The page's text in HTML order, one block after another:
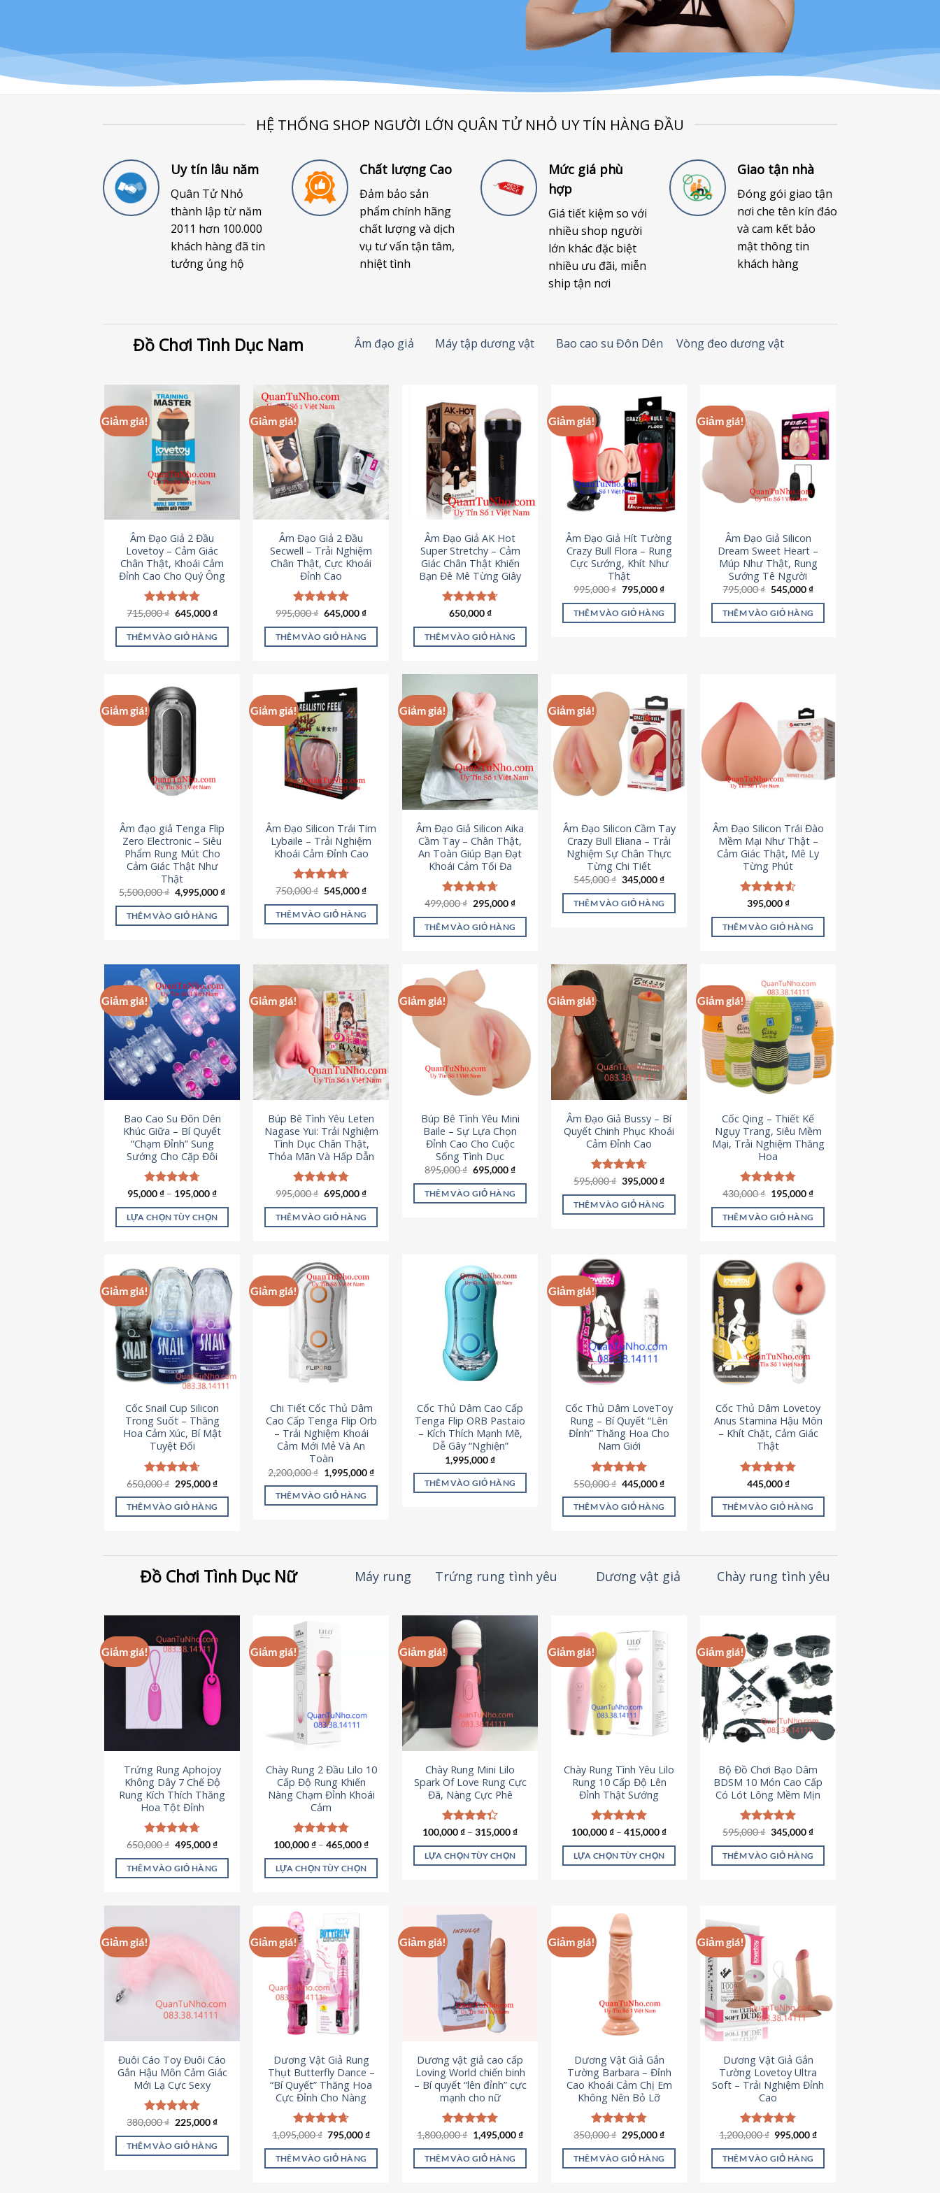
HỆ THỐNG SHOP NGƯỜI LỚN QUÂN TỬ NHỎ UY TÍN HÀNG ĐẦU
Uy tín lâu năm
Quân Tử Nhỏ
thành lập từ năm
2011 hơn 100.000
khách hàng đã tin
tưởng ủng hộ
Chất lượng Cao
Đảm bảo sản
phẩm chính hãng
chất lượng và dịch
vụ tư vấn tận tâm,
nhiệt tình
Mức giá phù
hợp
Giá tiết kiệm so với
nhiều shop người
lớn khác đặc biệt
nhiều ưu đãi, miễn
ship tận nơi
Giao tận nhà
Đóng gói giao tận
nơi che tên kín đáo
và cam kết bảo
mật thông tin
khách hàng
Đồ Chơi Tình Dục Nam Âm đạo giả Máy tập dương vật Bao cao su Đôn Dên Vòng đeo dương vật
Giảm giá!
Âm Đạo Giả 2 Đầu
Lovetoy – Cảm Giác
Chân Thật, Khoái Cảm
Đỉnh Cao Cho Quý Ông
Được xếp
hạng4.79
5 sao
715,000₫ Giá
là:
715,000 ₫.
645,000₫Giá
tại
là:
THÊM VÀO GIỎ HÀNG
Giảm giá!
Âm Đạo Giả 2 Đầu
Secwell – Trải Nghiệm
Chân Thật, Cực Khoái
Đỉnh Cao
Được xếp
hạng4.88
5 sao
995,000₫ Giá
là:
995,000 ₫.
645,000₫Giá
tại
là:
THÊM VÀO GIỎ HÀNG
Âm Đạo Giả AK Hot
Super Stretchy – Cảm
Giác Chân Thật Khiến
Bạn Đê Mê Từng Giây
Được xếp
hạng4.75
5 sao
650,000₫
THÊM VÀO GIỎ HÀNG
Giảm giá!
Âm Đạo Giả Hít Tường
Crazy Bull Flora – Rung
Cực Sướng, Khít Như
Thật
995,000₫ Giá
là:
995,000 ₫.
795,000₫Giá
tại
là:
THÊM VÀO GIỎ HÀNG
Giảm giá!
Âm Đạo Giả Silicon
Dream Sweet Heart –
Múp Như Thật, Rung
Sướng Tê Người
795,000₫ Giá
là:
795,000 ₫.
545,000₫Giá
tại
là:
THÊM VÀO GIỎ HÀNG
Giảm giá!
Âm đạo giả Tenga Flip
Zero Electronic – Siêu
Phẩm Rung Mút Cho
Cảm Giác Thật Như
Thật
5,500,000₫ Giá
gốc
là:
5,500,000 ₫.
4,995,000₫Giá
tại
THÊM VÀO GIỎ HÀNG
Giảm giá!
Âm Đạo Silicon Trái Tim
Lybaile – Trải Nghiệm
Khoái Cảm Đỉnh Cao
Được xếp
5 sao
750,000₫ Giá
là:
750,000 ₫.
545,000₫Giá
tại
là:
THÊM VÀO GIỎ HÀNG
Giảm giá!
Âm Đạo Giả Silicon Aika
Cầm Tay – Chân Thật,
An Toàn Giúp Bạn Đạt
Khoái Cảm Tối Đa
Được xếp
5 sao
499,000₫ Giá
là:
499,000 ₫.
295,000₫Giá
tại
là:
THÊM VÀO GIỎ HÀNG
Giảm giá!
Âm Đạo Silicon Cầm Tay
Crazy Bull Eliana – Trải
Nghiệm Sự Chân Thực
Từng Chi Tiết
545,000₫ Giá
là:
545,000 ₫.
345,000₫Giá
tại
là:
THÊM VÀO GIỎ HÀNG
Âm Đạo Silicon Trái Đào
Mềm Mại Như Thật –
Cảm Giác Thật, Mê Ly
Từng Phút
Được xếp
5 sao
395,000₫
THÊM VÀO GIỎ HÀNG
Giảm giá!
Bao Cao Su Đôn Dên
Khúc Giữa – Bí Quyết
“Chạm Đỉnh” Sung
Sướng Cho Cặp Đôi
Được xếp
5 sao
95,000₫ – 195,000₫
LỰA CHỌN TÙY CHỌN
này
có
nhiều
biến
thể.
Các
tùy
chọn
thể
được
chọn
trên
trang
phẩm
Giảm giá!
Búp Bê Tình Yêu Leten
Nagase Yui: Trải Nghiệm
Tình Dục Chân Thật,
Thỏa Mãn Và Hấp Dẫn
Được xếp
5 sao
995,000₫ Giá
là:
995,000 ₫.
695,000₫Giá
tại
là:
THÊM VÀO GIỎ HÀNG
Giảm giá!
Búp Bê Tình Yêu Mini
Baile – Sự Lựa Chọn
Đỉnh Cao Cho Cuộc
Sống Tình Dục
895,000₫ Giá
là:
895,000 ₫.
695,000₫Giá
tại
là:
THÊM VÀO GIỎ HÀNG
Giảm giá!
Âm Đạo Giả Bussy – Bí
Quyết Chinh Phục Khoái
Cảm Đỉnh Cao
Được xếp
5 sao
595,000₫ Giá
là:
595,000 ₫.
395,000₫Giá
tại
là:
THÊM VÀO GIỎ HÀNG
Giảm giá!
Cốc Qing – Thiết Kế
Ngụy Trang, Siêu Mềm
Mại, Trải Nghiệm Thăng
Hoa
Được xếp
5 sao
430,000₫ Giá
là:
430,000 ₫.
195,000₫Giá
tại
là:
THÊM VÀO GIỎ HÀNG
Giảm giá!
Cốc Snail Cup Silicon
Trong Suốt – Thăng
Hoa Cảm Xúc, Bí Mật
Tuyệt Đối
Được xếp
hạng4.69
5 sao
650,000₫ Giá
là:
650,000 ₫.
295,000₫Giá
tại
là:
THÊM VÀO GIỎ HÀNG
Giảm giá!
Chi Tiết Cốc Thủ Dâm
Cao Cấp Tenga Flip Orb
– Trải Nghiệm Khoái
Cảm Mới Mẻ Và An
Toàn
2,200,000₫ Giá
gốc
là:
2,200,000 ₫.
1,995,000₫Giá
THÊM VÀO GIỎ HÀNG
Cốc Thủ Dâm Cao Cấp
Tenga Flip ORB Pastaio
– Kích Thích Mạnh Mẽ,
Dễ Gây “Nghiện”
1,995,000₫
THÊM VÀO GIỎ HÀNG
Giảm giá!
Cốc Thủ Dâm LoveToy
Rung – Bí Quyết “Lên
Đỉnh” Thăng Hoa Cho
Nam Giới
Được xếp
hạng5.00
5 sao
550,000₫ Giá
là:
550,000 ₫.
445,000₫Giá
tại
là:
THÊM VÀO GIỎ HÀNG
Cốc Thủ Dâm Lovetoy
Anus Stamina Hậu Môn
– Khít Chặt, Cảm Giác
Thật
Được xếp
hạng4.84
5 sao
445,000₫
THÊM VÀO GIỎ HÀNG
Đồ Chơi Tình Dục Nữ Máy rung Trứng rung tình yêu Dương vật giả Chày rung tình yêu
Giảm giá!
Trứng Rung Aphojoy
Không Dây 7 Chế Độ
Rung Kích Thích Thăng
Hoa Tột Đỉnh
Được xếp
5 sao
650,000₫ Giá
là:
650,000 ₫.
495,000₫Giá
tại
là:
THÊM VÀO GIỎ HÀNG
Giảm giá!
Chày Rung 2 Đầu Lilo 10
Cấp Độ Rung Khiến
Nàng Chạm Đỉnh Khoái
Cảm
Được xếp
5 sao
100,000₫ – 465,000₫
LỰA CHỌN TÙY CHỌN
có
nhiều
biến
thể.
Các
tùy
chọn
thể
được
chọn
trên
trang
phẩm
Giảm giá!
Chày Rung Mini Lilo
Spark Of Love Rung Cực
Đã, Nàng Cực Phê
Được xếp
5 sao
100,000₫ – 315,000₫
LỰA CHỌN TÙY CHỌN
nhiều
thể.
Các
tùy
chọn
được
chọn
trên
trang
sản
phẩm
Giảm giá!
Chày Rung Tình Yêu Lilo
Rung 10 Cấp Độ Lên
Đỉnh Thật Sướng
Được xếp
5 sao
100,000₫ – 415,000₫
LỰA CHỌN TÙY CHỌN
có
nhiều
biến
thể.
Các
tùy
chọn
có
được
chọn
trên
trang
sản
phẩm
Giảm giá!
Bộ Đồ Chơi Bạo Dâm
BDSM 10 Món Cao Cấp
Có Lót Lông Mềm Mịn
Được xếp
5 sao
595,000₫ Giá
là:
595,000 ₫.
345,000₫Giá
tại
là:
THÊM VÀO GIỎ HÀNG
Giảm giá!
Đuôi Cáo Toy Đuôi Cáo
Gắn Hậu Môn Cảm Giác
Mới Lạ Cực Sexy
Được xếp
5 sao
380,000₫ Giá
là:
380,000 ₫.
225,000₫Giá
tại
là:
THÊM VÀO GIỎ HÀNG
Giảm giá!
Dương Vật Giả Rung
Thụt Butterfly Dance –
“Bí Quyết” Thăng Hoa
Cực Đỉnh Cho Nàng
Được xếp
5 sao
1,095,000₫ Giá
là:
1,095,000 ₫.
795,000₫Giá
tại
THÊM VÀO GIỎ HÀNG
Giảm giá!
Dương vật giả cao cấp
Loving World chiến binh
– Bí quyết “lên đỉnh” cực
mạnh cho nữ
Được xếp
5 sao
1,800,000₫ Giá
gốc
là:
1,800,000 ₫.
1,495,000₫Giá
tại
THÊM VÀO GIỎ HÀNG
Giảm giá!
Dương Vật Giả Gắn
Tường Barbara – Đỉnh
Cao Khoái Cảm Chị Em
Không Nên Bỏ Lỡ
Được xếp
5 sao
350,000₫ Giá
là:
350,000 ₫.
295,000₫Giá
tại
là:
THÊM VÀO GIỎ HÀNG
Giảm giá!
Dương Vật Giả Gắn
Tường Lovetoy Ultra
Soft – Trải Nghiệm Đỉnh
Cao
Được xếp
5 sao
1,200,000₫ Giá
là:
1,200,000 ₫.
995,000₫Giá
tại
THÊM VÀO GIỎ HÀNG